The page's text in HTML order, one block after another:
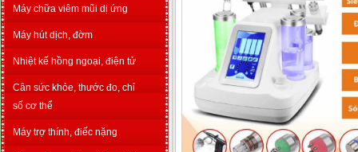
Máy chữa viêm mũi dị ứng
Máy hút dịch, đờm
Nhiệt kế hồng ngoại, điện tử
Cân sức khỏe, thước đo, chỉ
số cơ thể
Máy trợ thính, điếc nặng